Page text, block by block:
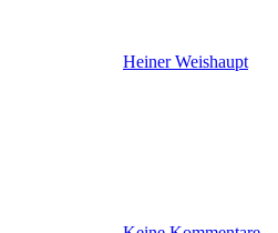
Heiner Weishaupt